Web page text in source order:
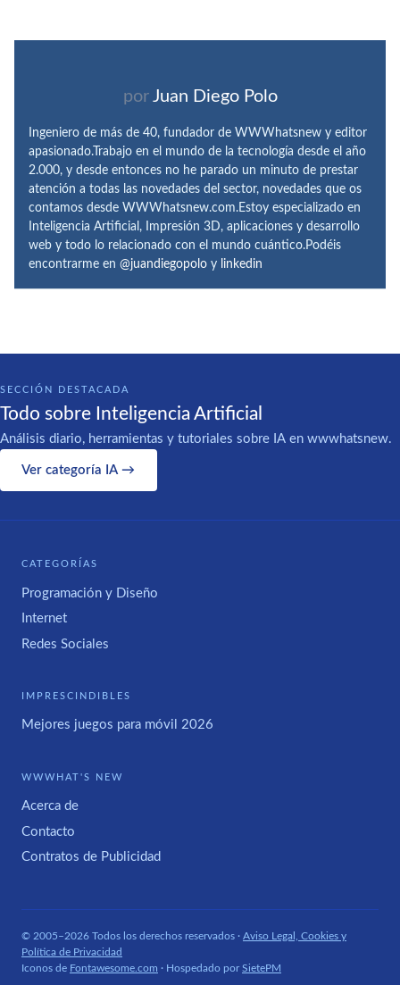
por Juan Diego Polo
Ingeniero de más de 40, fundador de WWWhatsnew y editor
apasionado.Trabajo en el mundo de la tecnología desde el año
2.000, y desde entonces no he parado un minuto de prestar
atención a todas las novedades del sector, novedades que os
contamos desde WWWhatsnew.com.Estoy especializado en
Inteligencia Artificial, Impresión 3D, aplicaciones y desarrollo
web y todo lo relacionado con el mundo cuántico.Podéis
encontrarme en @juandiegopolo y linkedin
SECCIÓN DESTACADA
Todo sobre Inteligencia Artificial
Análisis diario, herramientas y tutoriales sobre IA en wwwhatsnew.
Ver categoría IA →
CATEGORÍAS
Programación y Diseño
Internet
Redes Sociales
IMPRESCINDIBLES
Mejores juegos para móvil 2026
WWWHAT'S NEW
Acerca de
Contacto
Contratos de Publicidad
© 2005–2026 Todos los derechos reservados · Aviso Legal, Cookies y
Política de Privacidad
Iconos de Fontawesome.com · Hospedado porSietePM